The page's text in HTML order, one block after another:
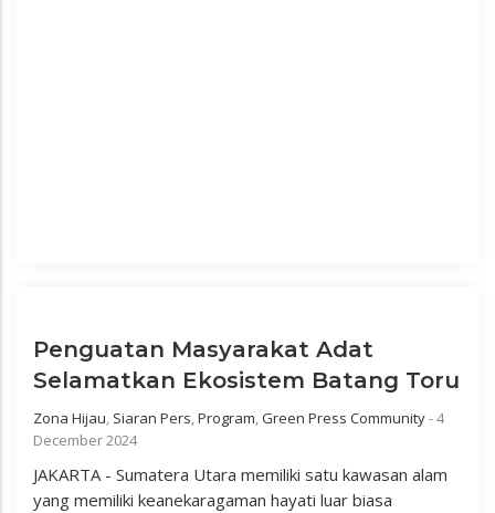
Penguatan Masyarakat Adat
Selamatkan Ekosistem Batang Toru
Zona Hijau, Siaran Pers,Program,Green Press Community-4
December 2024
JAKARTA - Sumatera Utara memiliki satu kawasan alam
yang memiliki keanekaragaman hayati luar biasa